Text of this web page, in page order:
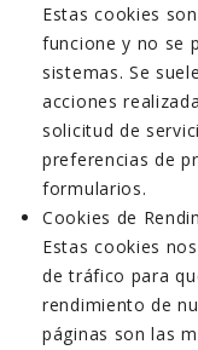
Estas cookies
funcione y no se
sistemas. Se
acciones
solicitud de
preferencias de
formularios.
Cookies de
Estas cookies
de tráfico para
rendimiento de
páginas son las